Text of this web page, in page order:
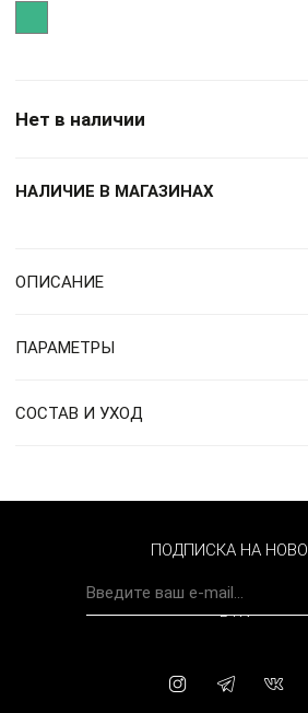
Нет в наличии
НАЛИЧИЕ В МАГАЗИНАХ
ОПИСАНИЕ
ПАРАМЕТРЫ
СОСТАВ И УХОД
BYN
ПОДПИСКА НА